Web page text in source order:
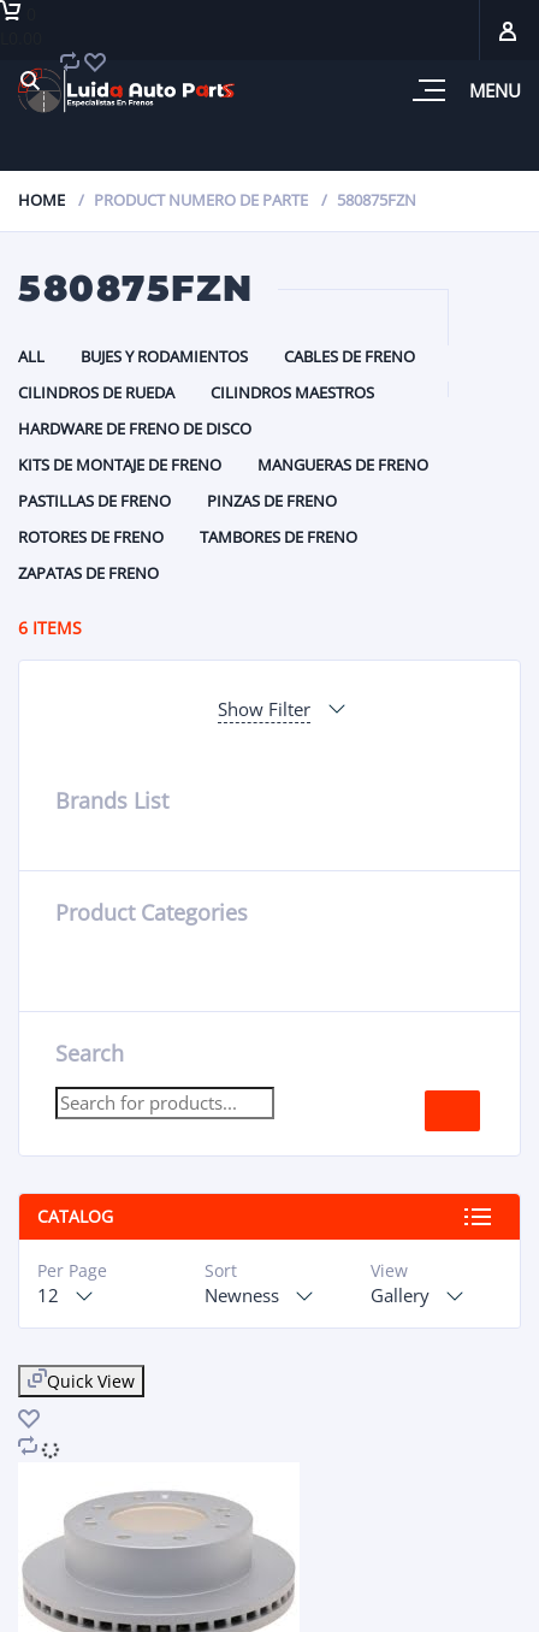
MENU
HOME PRODUCT NUMERO DE PARTE 580875FZN
580875FZN
ALL BUJES Y RODAMIENTOS
CABLES DE FRENO
CILINDROS DE RUEDA
CILINDROS MAESTROS
HARDWARE DE FRENO DE DISCO
KITS DE MONTAJE DE FRENO
MANGUERAS DE FRENO
PASTILLAS DE FRENO
PINZAS DE FRENO
ROTORES DE FRENO
TAMBORES DE FRENO
ZAPATAS DE FRENO
6 ITEMS
Show Filter
Brands List
Product Categories
Search
CATALOG
View
Gallery
Sort
Newness
Per Page
12
Quick View